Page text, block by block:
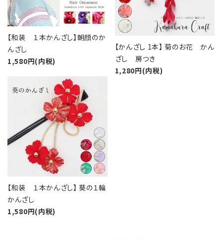
【和装 １本かんざし】朝顔のか
んざし
1,580円(内税)
【かんざし 1本】 菊のお花 かん
ざし 房つき
1,280円(内税)
【和装 １本かんざし】 葵の１輪
かんざし
1,580円(内税)